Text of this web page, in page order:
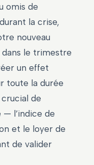
omis de
la crise,
nouveau
dans le trimestre
un effet
toute la durée
de
— l’indice de
et le loyer de
de valider